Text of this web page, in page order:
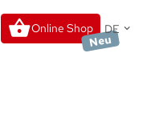
Online Shop
Neu
DE